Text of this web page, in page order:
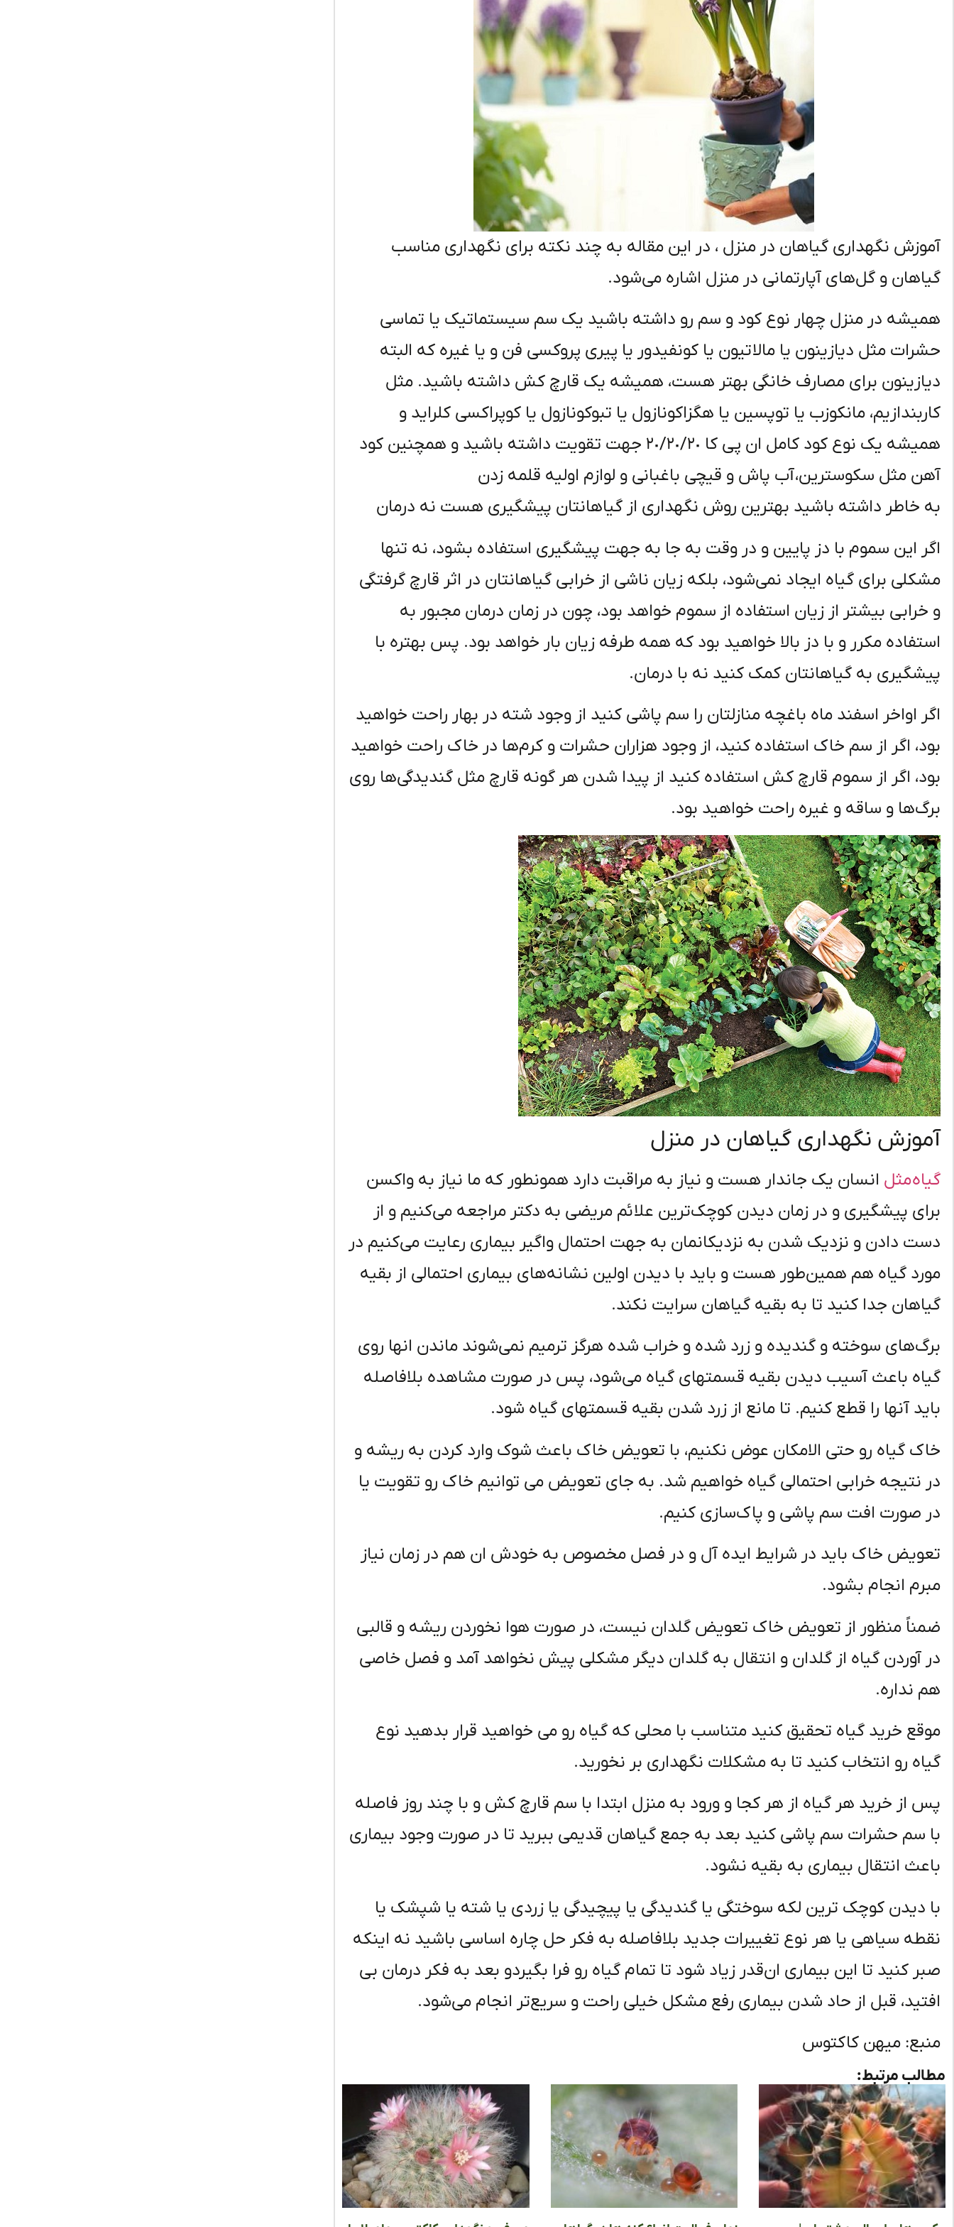
آموزش نگهداری گیاهان در منزل ، در این مقاله به چند نکته برای نگهداری مناسب
گیاهان و گل‌های آپارتمانی در منزل اشاره می‌شود.
همیشه در منزل چهار نوع کود و سم رو داشته باشید یک سم سیستماتیک یا تماسی
حشرات مثل دیازینون یا مالاتیون یا کونفیدور یا پیری پروکسی فن و یا غیره که البته
دیازینون برای مصارف خانگی بهتر هست، همیشه یک قارچ کش داشته باشید. مثل
کاربندازیم، مانکوزب یا توپسین یا هگزاکونازول یا تبوکونازول یا کوپراکسی کلراید و
همیشه یک نوع کود کامل ان پی کا ٢٠/٢٠/٢٠ جهت تقویت داشته باشید و همچنین کود
آهن مثل سکوسترین، آب پاش و قیچی باغبانی و لوازم اولیه قلمه زدن
به خاطر داشته باشید بهترین روش نگهداری از گیاهانتان پیشگیری هست نه درمان
اگر این سموم با دز پایین و در وقت به جا به جهت پیشگیری استفاده بشود، نه تنها
مشکلی برای گیاه ایجاد نمی‌شود، بلکه زیان ناشی از خرابی گیاهانتان در اثر قارچ گرفتگی
و خرابی بیشتر از زیان استفاده از سموم خواهد بود، چون در زمان درمان مجبور به
استفاده مکرر و با دز بالا خواهید بود که همه طرفه زیان بار خواهد بود. پس بهتره با
پیشگیری به گیاهانتان کمک کنید نه با درمان.
اگر اواخر اسفند ماه باغچه منازلتان را سم پاشی کنید از وجود شته در بهار راحت خواهید
بود، اگر از سم خاک استفاده کنید، از وجود هزاران حشرات و کرم‌ها در خاک راحت خواهید
بود، اگر از سموم قارچ کش استفاده کنید از پیدا شدن هر گونه قارچ مثل گندیدگی‌ها روی
برگ‌ها و ساقه و غیره راحت خواهید بود.
آموزش نگهداری گیاهان در منزل
گیاه مثل انسان یک جاندار هست و نیاز به مراقبت دارد همونطور که ما نیاز به واکسن
برای پیشگیری و در زمان دیدن کوچک‌ترین علائم مریضی به دکتر مراجعه می‌کنیم و از
دست دادن و نزدیک شدن به نزدیکانمان به جهت احتمال واگیر بیماری رعایت می‌کنیم در
مورد گیاه هم همین‌طور هست و باید با دیدن اولین نشانه‌های بیماری احتمالی از بقیه
گیاهان جدا کنید تا به بقیه گیاهان سرایت نکند.
برگ‌های سوخته و گندیده و زرد شده و خراب شده هرگز ترمیم نمی‌شوند ماندن انها روی
گیاه باعث آسیب دیدن بقیه قسمتهای گیاه می‌شود، پس در صورت مشاهده بلافاصله
باید آنها را قطع کنیم. تا مانع از زرد شدن بقیه قسمتهای گیاه شود.
خاک گیاه رو حتی الامکان عوض نکنیم، با تعویض خاک باعث شوک وارد کردن به ریشه و
در نتیجه خرابی احتمالی گیاه خواهیم شد. به جای تعویض می توانیم خاک رو تقویت یا
در صورت افت سم پاشی و پاک‌سازی کنیم.
تعویض خاک باید در شرایط ایده آل و در فصل مخصوص به خودش ان هم در زمان نیاز
مبرم انجام بشود.
ضمناً منظور از تعویض خاک تعویض گلدان نیست، در صورت هوا نخوردن ریشه و قالبی
در آوردن گیاه از گلدان و انتقال به گلدان دیگر مشکلی پیش نخواهد آمد و فصل خاصی
هم نداره.
موقع خرید گیاه تحقیق کنید متناسب با محلی که گیاه رو می خواهید قرار بدهید نوع
گیاه رو انتخاب کنید تا به مشکلات نگهداری بر نخورید.
پس از خرید هر گیاه از هر کجا و ورود به منزل ابتدا با سم قارچ کش و با چند روز فاصله
با سم حشرات سم پاشی کنید بعد به جمع گیاهان قدیمی ببرید تا در صورت وجود بیماری
باعث انتقال بیماری به بقیه نشود.
با دیدن کوچک‌ ترین لکه سوختگی یا گندیدگی یا پیچیدگی یا زردی یا شته یا شپشک یا
نقطه سیاهی یا هر نوع تغییرات جدید بلافاصله به فکر حل چاره اساسی باشید نه اینکه
صبر کنید تا این بیماری ان‌قدر زیاد شود تا تمام گیاه رو فرا بگیردو بعد به فکر درمان بی
افتید، قبل از حاد شدن بیماری رفع مشکل خیلی راحت و سریع‌تر انجام می‌شود.
منبع: میهن کاکتوس
مطالب مرتبط: